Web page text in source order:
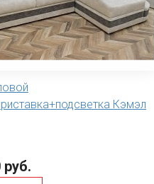
Кэмэл
руб.